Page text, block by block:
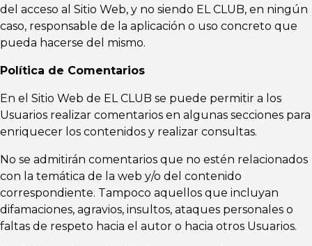
del acceso al Sitio Web, y no siendo EL CLUB, en ningún
caso, responsable de la aplicación o uso concreto que
pueda hacerse del mismo.
Política de Comentarios
En el Sitio Web de EL CLUB se puede permitir a los
Usuarios realizar comentarios en algunas secciones para
enriquecer los contenidos y realizar consultas.
No se admitirán comentarios que no estén relacionados
con la temática de la web y/o del contenido
correspondiente. Tampoco aquellos que incluyan
difamaciones, agravios, insultos, ataques personales o
faltas de respeto hacia el autor o hacia otros Usuarios.